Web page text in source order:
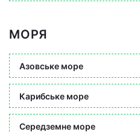
МОРЯ
Азовське море
Карибське море
Середземне море